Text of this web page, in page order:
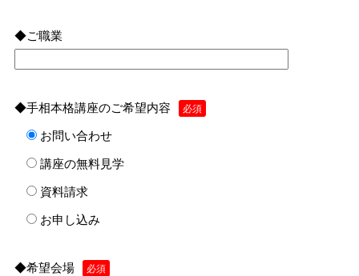
◆ご職業
◆手相本格講座のご希望内容 必須
お問い合わせ
講座の無料見学
資料請求
お申し込み
◆希望会場 必須